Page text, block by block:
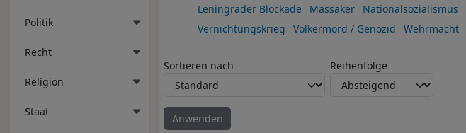
Politik
Recht
Religion
Staat
Leningrader Blockade
Massaker Nationalsozialismus
Vernichtungskrieg
Völkermord / Genozid Wehrmacht
Sortieren nach Reihenfolge